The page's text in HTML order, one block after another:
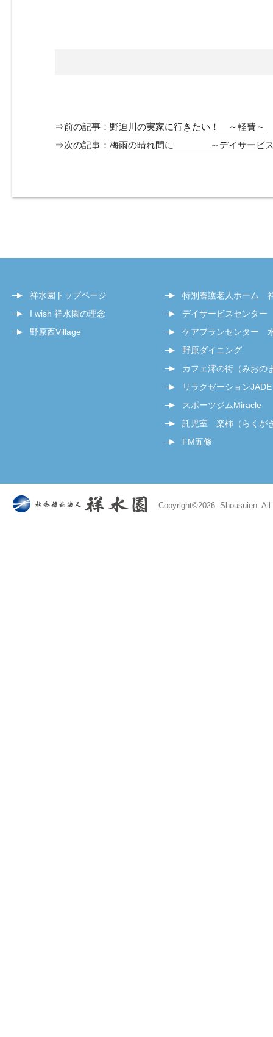
⇒前の記事： 野迫川の実家に行きたい！ ～軽費～
⇒次の記事： 梅雨の晴れ間に ～デイサービス
祥水園トップページ
I wish 祥水園の理念
野原西Village
特別養護老人ホーム
デイサービスセンタ
ケアプランセンター
野原ダイニング
カフェ澪の街（みおの
リラクゼーションJADE
スポーツジムMiracle
託児室 楽柿（らくが
FM五條
Copyright©2026- Shousuien.